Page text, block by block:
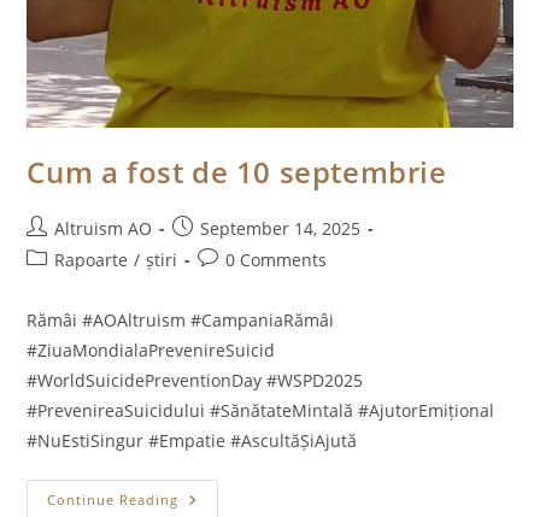
Cum a fost de 10 septembrie
Post
author:
Altruism AO
Post
published:
September 14, 2025
PostRapoarte / știri
Post0 Comments
Rămâi #AOAltruism #CampaniaRămâi
#ZiuaMondialaPrevenireSuicid
#WorldSuicidePreventionDay #WSPD2025
#PrevenireaSuicidului #SănătateMintală #AjutorEmițional
#NuEstiSingur #Empatie #AscultăȘiAjută
Continue Reading Cum